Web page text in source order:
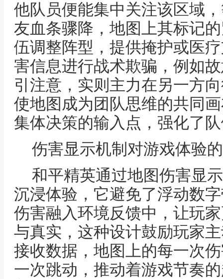
他队员便能集中关注该区域
友血条骤降，地图上其标记
伍调整阵型，提供掩护或医
害信息进行战术欺骗，例如
引注意，实则主力在另一方
使地图成为团队思维的共同
集体决策的输入点，强化了
伤害显示机制对游戏体验
和平精英通过地图伤害显
沉浸体验，它避免了浮动数
伤害融入环境反馈中，让玩
与真实，这种设计鼓励玩家
接收数据，地图上的每一次
一次跳动，推动着游戏节奏